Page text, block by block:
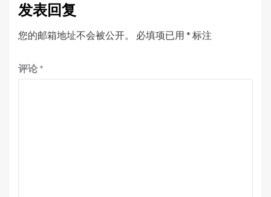
发表回复
您的邮箱地址不会被公开。 必填项已用 * 标注
评论 *